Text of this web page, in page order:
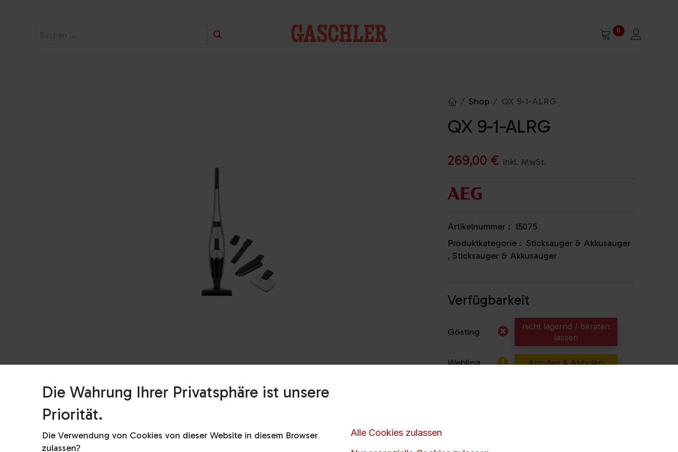
0
Shop QX 9-1-ALRG
QX 9-1-ALRG
269,00 € inkl. MwSt.
Artikelnummer : 15075
Produktkategorie : Sticksauger & Akkusauger
, Sticksauger & Akkusauger
Verfügbarkeit
Gösting
nicht lagernd / beraten
lassen
Webling Anrufen & Abholen
Die Wahrung Ihrer Privatsphäre ist unsere
Priorität.
Die Verwendung von Cookies von dieser Website in diesem Browser
zulassen?
Alle Cookies zulassen